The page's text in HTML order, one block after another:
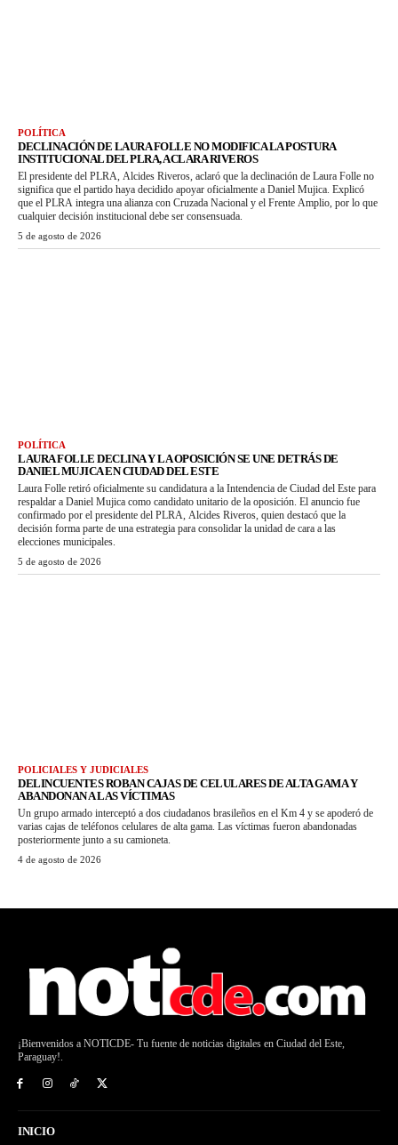
POLÍTICA
DECLINACIÓN DE LAURA FOLLE NO MODIFICA LA POSTURA
INSTITUCIONAL DEL PLRA, ACLARA RIVEROS
El presidente del PLRA, Alcides Riveros, aclaró que la declinación de Laura Folle no
significa que el partido haya decidido apoyar oficialmente a Daniel Mujica. Explicó
que el PLRA integra una alianza con Cruzada Nacional y el Frente Amplio, por lo que
cualquier decisión institucional debe ser consensuada.
5 de agosto de 2026
POLÍTICA
LAURA FOLLE DECLINA Y LA OPOSICIÓN SE UNE DETRÁS DE
DANIEL MUJICA EN CIUDAD DEL ESTE
Laura Folle retiró oficialmente su candidatura a la Intendencia de Ciudad del Este para
respaldar a Daniel Mujica como candidato unitario de la oposición. El anuncio fue
confirmado por el presidente del PLRA, Alcides Riveros, quien destacó que la
decisión forma parte de una estrategia para consolidar la unidad de cara a las
elecciones municipales.
5 de agosto de 2026
POLICIALES Y JUDICIALES
DELINCUENTES ROBAN CAJAS DE CELULARES DE ALTA GAMA Y
ABANDONAN A LAS VÍCTIMAS
Un grupo armado interceptó a dos ciudadanos brasileños en el Km 4 y se apoderó de
varias cajas de teléfonos celulares de alta gama. Las víctimas fueron abandonadas
posteriormente junto a su camioneta.
4 de agosto de 2026
¡Bienvenidos a NOTICDE- Tu fuente de noticias digitales en Ciudad del Este,
Paraguay!.
INICIO